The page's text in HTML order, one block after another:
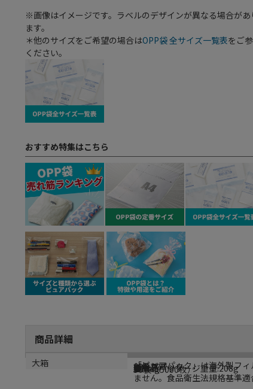
※画像はイメージです。ラベルのデザインが異なる場合があ
ます。
＊他のサイズをご希望の場合はOPP袋 全サイズ一覧表をご
ください。
おすすめ特集はこちら
商品詳細
商品説明
「ピュアパック」は海外製フ
ません。食品衛生法規格基準
メーカー名
シモジマ
シリーズ名
ピュアパック
規格
S20-20
カラー
透明
重量
●単品パッケージ重量:208g
リサイクル重量
2.184g
大箱
50袋（5000枚）